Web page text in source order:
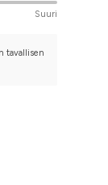
Suuri
tavallisen